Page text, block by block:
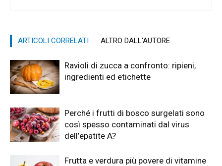
ARTICOLI CORRELATI ALTRO DALL'AUTORE
Ravioli di zucca a confronto: ripieni,
ingredienti ed etichette
Perché i frutti di bosco surgelati sono
così spesso contaminati dal virus
dell’epatite A?
Frutta e verdura più povere di vitamine